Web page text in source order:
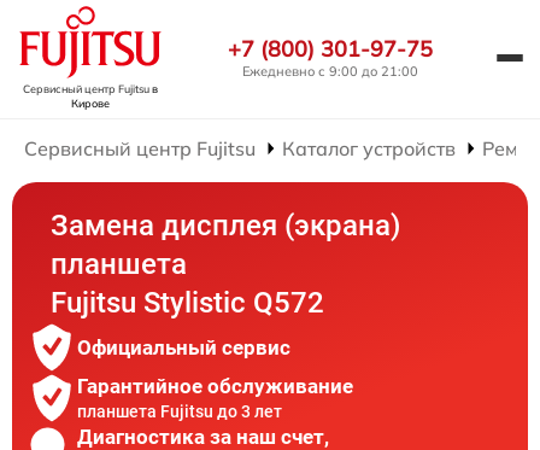
Сервисный центр Fujitsuв
Кирове
+7 (800) 301-97-75
Ежедневно с 9:00 до 21:00
Сервисный центр Fujitsu Каталог устройств
Замена дисплея (экрана)
планшета
Fujitsu Stylistic Q572
Официальный сервис
Гарантийное обслуживание
планшета Fujitsu до 3 лет
Диагностика за наш счет,